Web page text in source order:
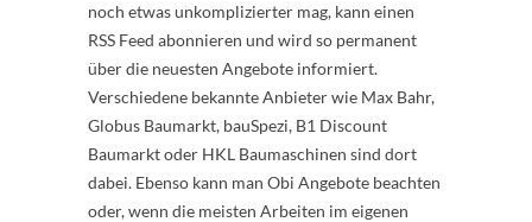
noch etwas unkomplizierter mag, kann einen
RSS Feed abonnieren und wird so permanent
über die neuesten Angebote informiert.
Verschiedene bekannte Anbieter wie Max Bahr,
Globus Baumarkt, bauSpezi, B1 Discount
Baumarkt oder HKL Baumaschinen sind dort
dabei. Ebenso kann man Obi Angebote beachten
oder, wenn die meisten Arbeiten im eigenen